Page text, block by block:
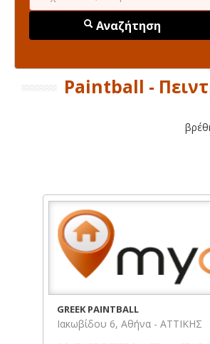
Αναζήτηση
Paintball -
GREEK PAINTBALL
Ιακωβίδου 6, Αθήνα - ΑΤΤΙΚΗΣ